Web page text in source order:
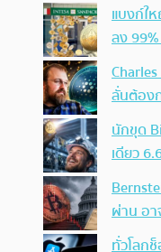
แบงก์ใ
ลง
ลั่นต้อง
นักขุด
เดียว
ผ่าน อา
ทั่วโลก